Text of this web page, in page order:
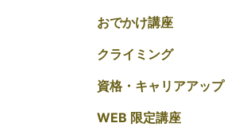
おでかけ講座
クライミング
資格・キャリアアップ
WEB 限定講座